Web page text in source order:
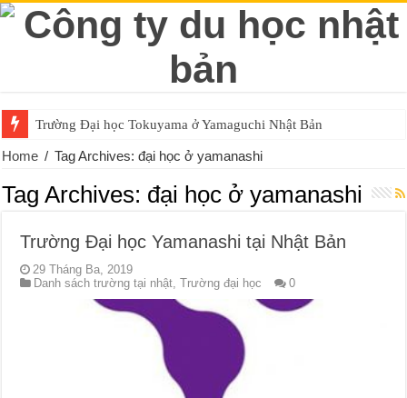
Trường Đại học Tokuyama ở Yamaguchi Nhật Bản
Home / Tag Archives: đại học ở yamanashi
Tag Archives: đại học ở yamanashi
Trường Đại học Yamanashi tại Nhật Bản
29 Tháng Ba, 2019
Danh sách trường tại nhật,Trường đại học 0